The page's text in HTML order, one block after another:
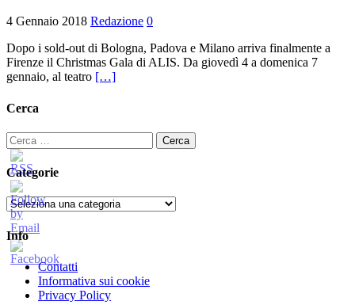
4 Gennaio 2018 Redazione 0
Dopo i sold-out di Bologna, Padova e Milano arriva finalmente a
Firenze il Christmas Gala di ALIS. Da giovedì 4 a domenica 7
gennaio, al teatro […]
Cerca
Ricerca
per:
Categorie
Categorie
Info
Contatti
Informativa sui cookie
Privacy Policy